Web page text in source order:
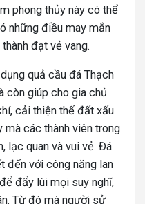
phong thủy này có thể
những điều may mắn
đạt vẻ vang.
quả cầu đá Thạch
còn giúp cho gia chủ
cải thiện thế đất xấu
mà các thành viên trong
lạc quan và vui vẻ. Đá
đến với công năng lan
đẩy lùi mọi suy nghĩ,
Từ đó mà người sử